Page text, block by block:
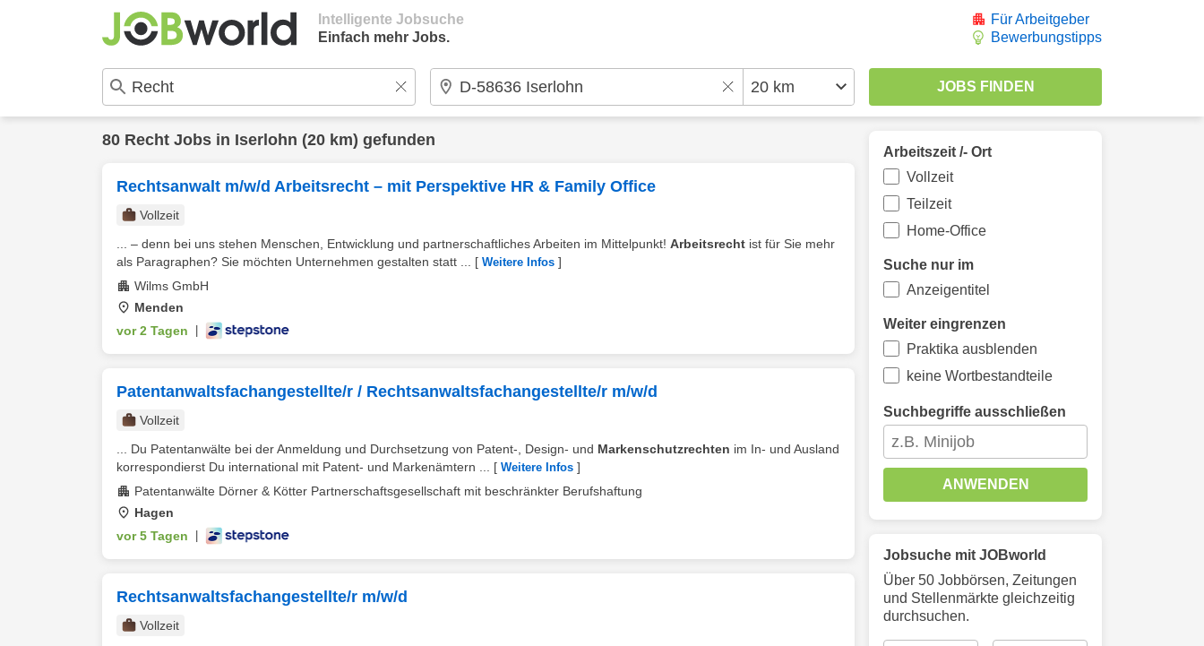
Intelligente Jobsuche
Einfach mehr Jobs.
Für Arbeitgeber
Bewerbungstipps
80 Recht Jobs in Iserlohn (20 km) gefunden
Rechtsanwalt m/w/d Arbeitsrecht – mit Perspektive HR & Family Office
Vollzeit
... – denn bei uns stehen Menschen, Entwicklung und partnerschaftliches Arbeiten im Mittelpunkt! Arbeitsrecht ist für Sie mehr
als Paragraphen? Sie möchten Unternehmen gestalten statt ...
[ Weitere Infos ]
Wilms GmbH
Menden
vor 2 Tagen
Patentanwaltsfachangestellte/r / Rechtsanwaltsfachangestellte/r m/w/d
Vollzeit
... Du Patentanwälte bei der Anmeldung und Durchsetzung von Patent-, Design- und Markenschutzrechten im In- und Ausland
korrespondierst Du international mit Patent- und Markenämtern ...
[ Weitere Infos ]
Patentanwälte Dörner & Kötter Partnerschaftsgesellschaft mit beschränkter Berufshaftung
Hagen
vor 5 Tagen
Rechtsanwaltsfachangestellte/r m/w/d
Vollzeit
Arbeitszeit /- Ort
Vollzeit
Teilzeit
Home-Office
Suche nur im
Anzeigentitel
Weiter eingrenzen
Praktika ausblenden
keine Wortbestandteile
Suchbegriffe ausschließen
ANWENDEN
Jobsuche mit JOBworld
Über 50 Jobbörsen, Zeitungen
und Stellenmärkte gleichzeitig
durchsuchen.